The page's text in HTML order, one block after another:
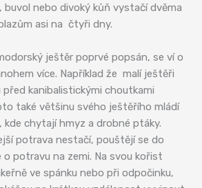
buvol nebo divoký kůň vystačí dvěma
asi na čtyři dny.
ještěr poprvé popsán, se ví o
více. Například že malí ještěři
kanibalistickými choutkami
také většinu svého ještěřího mládí
chytají hmyz a drobné ptáky.
potrava nestačí, pouštějí se do
o potravu na zemi. Na svou kořist
ve spánku nebo při odpočinku,